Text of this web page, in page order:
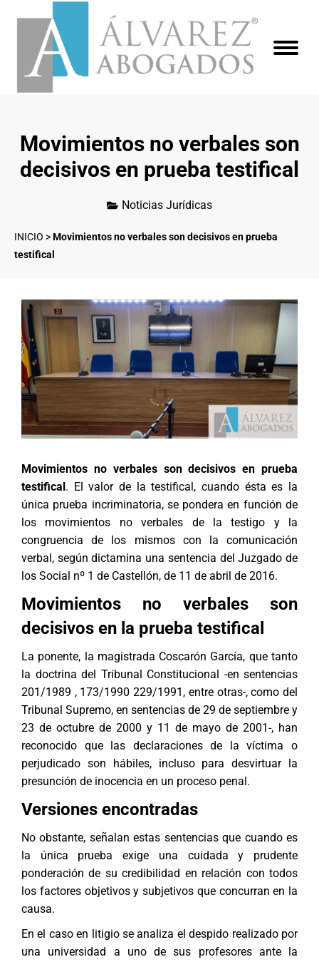
Movimientos no verbales son
decisivos en prueba testifical
Noticias Jurídicas
INICIO >Movimientos no verbales son decisivos en prueba
testifical
Movimientos no verbales son decisivos en prueba
testifical. El valor de la testifical, cuando ésta es la
única prueba incriminatoria, se pondera en función de
los movimientos no verbales de la testigo y la
congruencia de los mismos con la comunicación
verbal, según dictamina una sentencia del Juzgado de
los Social nº 1 de Castellón, de 11 de abril de 2016.
Movimientos no verbales son
decisivos en la prueba testifical
La ponente, la magistrada Coscarón García, que tanto
la doctrina del Tribunal Constitucional -en sentencias
201/1989 , 173/1990 229/1991, entre otras-, como del
Tribunal Supremo, en sentencias de 29 de septiembre y
23 de octubre de 2000 y 11 de mayo de 2001-, han
reconocido que las declaraciones de la víctima o
perjudicado son hábiles, incluso para desvirtuar la
presunción de inocencia en un proceso penal.
Versiones encontradas
No obstante, señalan estas sentencias que cuando es
la única prueba exige una cuidada y prudente
ponderación de su credibilidad en relación con todos
los factores objetivos y subjetivos que concurran en la
causa.
En el caso en litigio se analiza el despido realizado por
una universidad a uno de sus profesores ante la